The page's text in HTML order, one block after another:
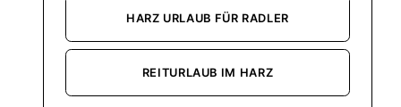
HARZ URLAUB FÜR RADLER
REITURLAUB IM HARZ